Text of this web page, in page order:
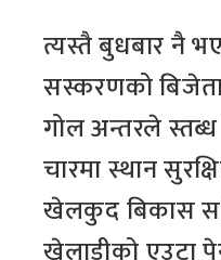
त्यस्तै बुधबार नै
सस्करणको
गोल अन्तरले
चारमा स्थान
खेलकुद बिकास